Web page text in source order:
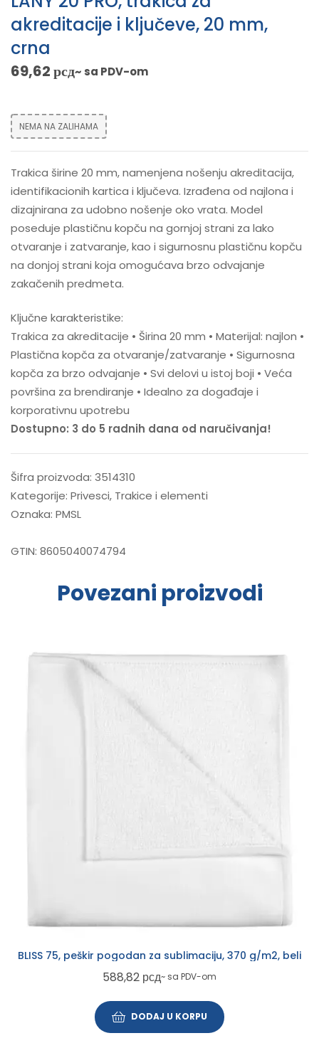
akreditacije i ključeve, 20 mm,
crna
69,62рсд~ sa PDV-om
NEMA NA ZALIHAMA
Trakica širine 20 mm, namenjena nošenju akreditacija,
identifikacionih kartica i ključeva. Izrađena od najlona i
dizajnirana za udobno nošenje oko vrata. Model
poseduje plastičnu kopču na gornjoj strani za lako
otvaranje i zatvaranje, kao i sigurnosnu plastičnu kopču
na donjoj strani koja omogućava brzo odvajanje
zakačenih predmeta.
Ključne karakteristike:
Trakica za akreditacije • Širina 20 mm • Materijal: najlon •
Plastična kopča za otvaranje/zatvaranje • Sigurnosna
kopča za brzo odvajanje • Svi delovi u istoj boji • Veća
površina za brendiranje • Idealno za događaje i
korporativnu upotrebu
Dostupno: 3 do 5 radnih dana od naručivanja!
Šifra proizvoda: 3514310
Kategorije: Privesci, Trakice i elementi
Oznaka: PMSL
GTIN: 8605040074794
Povezani proizvodi
BLISS 75, peškir pogodan za sublimaciju, 370 g/m2, beli
588,82 рсд~ sa PDV-om
DODAJ U KORPU